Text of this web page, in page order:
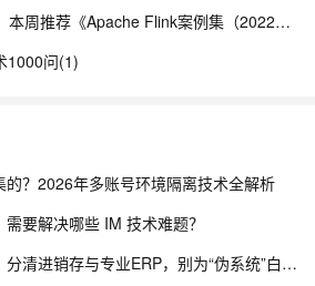
【藏经阁一起读（27）】本周推荐《Apache Flink案例集（2022版）》，你有哪些心得？
1000问(1)
？2026年多账号环境隔离技术全解析
要解决哪些 IM 技术难题？
模切厂数字化避坑指南：分清进销存与专业ERP，别为“伪系统”白白投入成本